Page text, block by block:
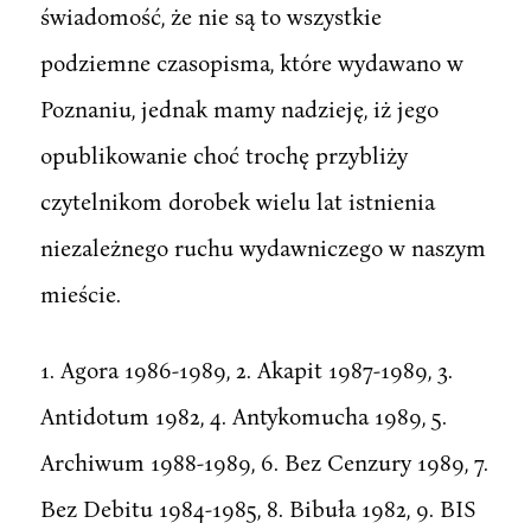
świadomość, że nie są to wszystkie
podziemne czasopisma, które wydawano w
Poznaniu, jednak mamy nadzieję, iż jego
opublikowanie choć trochę przybliży
czytelnikom dorobek wielu lat istnienia
niezależnego ruchu wydawniczego w naszym
mieście.
1. Agora 1986-1989, 2. Akapit 1987-1989, 3.
Antidotum 1982, 4. Antykomucha 1989, 5.
Archiwum 1988-1989, 6. Bez Cenzury 1989, 7.
Bez Debitu 1984-1985, 8. Bibuła 1982, 9. BIS